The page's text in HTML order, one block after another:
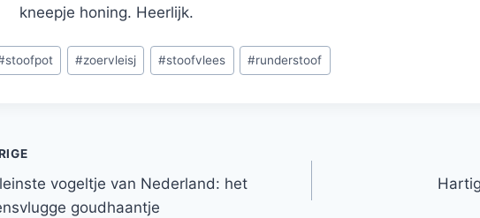
kneepje honing. Heerlijk.
stoofpot #zoervleisj #stoofvlees #runderstoof
vogeltje van Nederland: het
goudhaantje